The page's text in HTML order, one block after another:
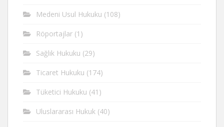
Medeni Usul Hukuku (108)
Röportajlar (1)
Sağlık Hukuku (29)
Ticaret Hukuku (174)
Tüketici Hukuku (41)
Uluslararası Hukuk (40)